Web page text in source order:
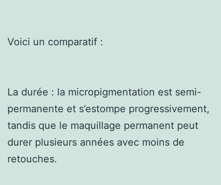
Voici un comparatif :
La durée : la micropigmentation est semi-
permanente et s’estompe progressivement,
tandis que le maquillage permanent peut
durer plusieurs années avec moins de
retouches.